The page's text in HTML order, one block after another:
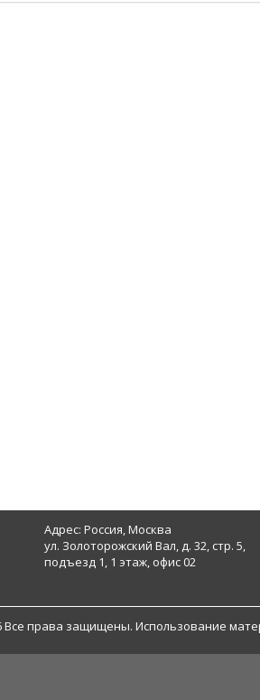
Адрес: Россия, Москва
ул. Золоторожский Вал, д. 32, стр. 5,
подъезд 1, 1 этаж, офис 02
Все права защищены. Использование